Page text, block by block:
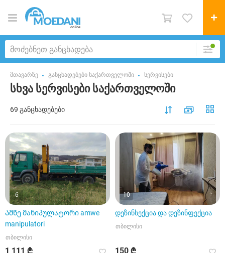
მთავარზე განცხადებები საქართველოში სერვისები
სხვა სერვისები საქართველოში
69 განცხადებები
6
Ამწე მანიპულატორი amwe
manipulatori
თბილისი
1 111 ₾
10
დეზინსექცია და დეზინფექცია
თბილისი
150 ₾